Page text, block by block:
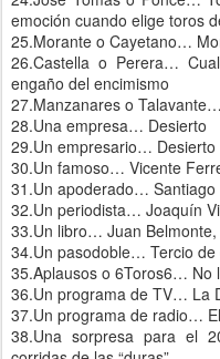
emoción cuando elige toros
25.Morante o Cayetano…
26.Castella o Perera…
engaño del encimismo
27.Manzanares o
28.Una empresa… Desierto
29.Un empresario… Desierto
30.Un famoso… Vicente
31.Un apoderado… Santiago
32.Un periodista… Joaquín
33.Un libro… Juan
34.Un pasodoble… Tercio de
35.Aplausos o 6Toros6… No
36.Un programa de TV… La
37.Un programa de radio…
38.Una sorpresa para el